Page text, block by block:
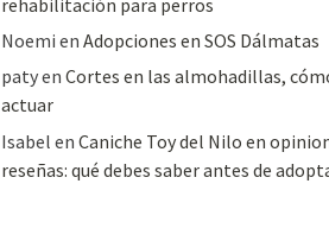
Noemi en Adopciones en SOS Dálmatas
patyen Cortes en las almohadillas,
actuar
Isabel en Caniche Toy del Nilo en
reseñas: qué debes saber antes de